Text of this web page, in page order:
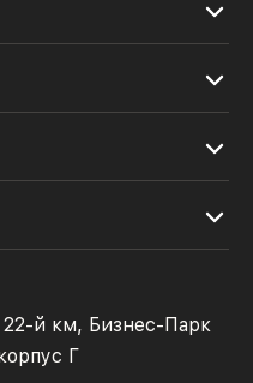
й км, Бизнес-Парк
Г